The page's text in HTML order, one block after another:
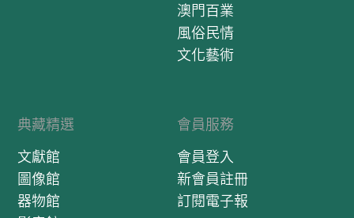
澳門百業
風俗民情
文化藝術
典藏精選
文獻館
圖像館
器物館
會員服務
會員登入
新會員註冊
訂閱電子報